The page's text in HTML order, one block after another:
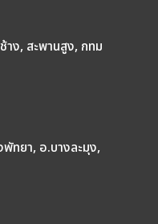
าง, สะพานสูง, กทม
ทยา, อ.บางละมุง,